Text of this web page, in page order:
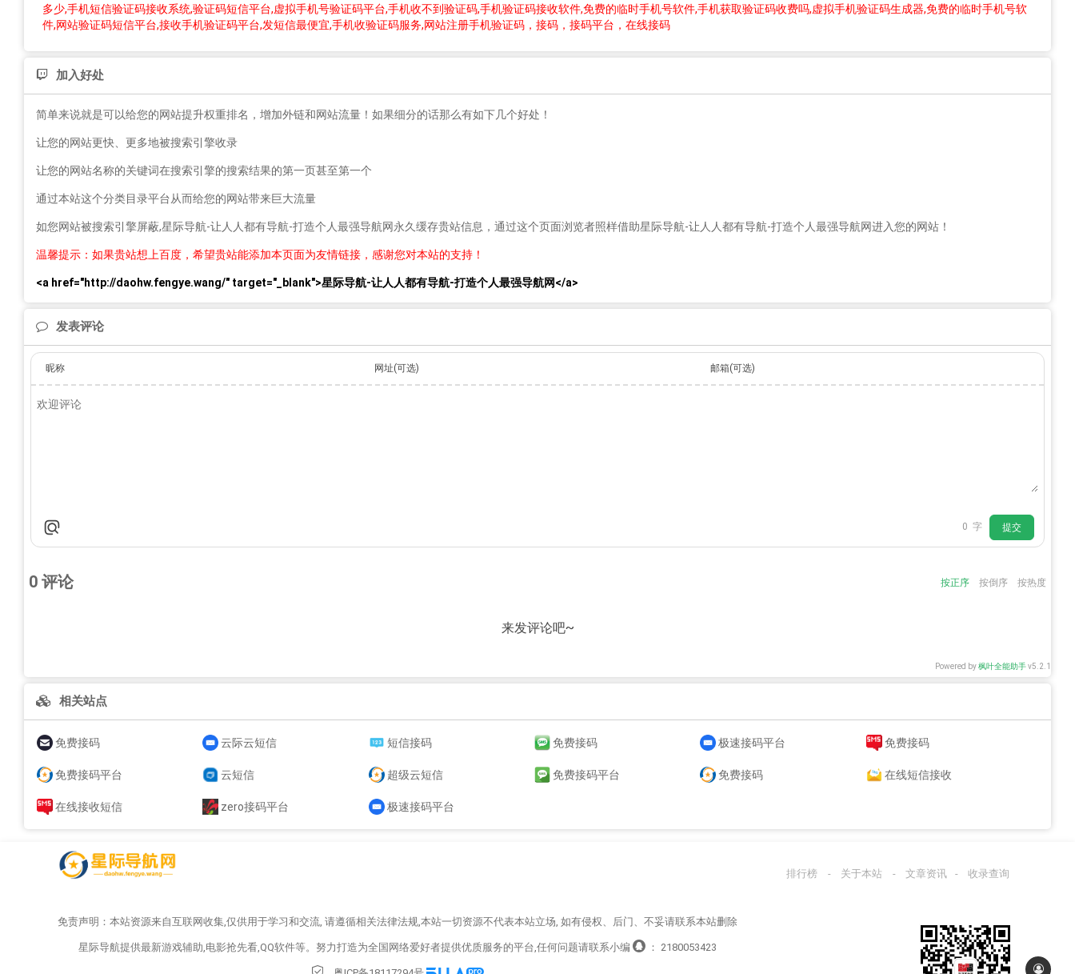
多少,手机短信验证码接收系统,验证码短信平台,虚拟手机号验证码平台,手机收不到验证码,手机验证码接收软件,免费的临时手机号软件,手机获取验证码收费吗,虚拟手机验证码生成器,免费的临时手机号软
件,网站验证码短信平台,接收手机验证码平台,发短信最便宜,手机收验证码服务,网站注册手机验证码，接码，接码平台，在线接码
加入好处
简单来说就是可以给您的网站提升权重排名，增加外链和网站流量！如果细分的话那么有如下几个好处！
让您的网站更快、更多地被搜索引擎收录
让您的网站名称的关键词在搜索引擎的搜索结果的第一页甚至第一个
通过本站这个分类目录平台从而给您的网站带来巨大流量
如您网站被搜索引擎屏蔽,星际导航-让人人都有导航-打造个人最强导航网永久缓存贵站信息，通过这个页面浏览者照样借助星际导航-让人人都有导航-打造个人最强导航网进入您的网站！
温馨提示：如果贵站想上百度，希望贵站能添加本页面为友情链接，感谢您对本站的支持！
<a href="http://daohw.fengye.wang/" target="_blank">星际导航-让人人都有导航-打造个人最强导航网</a>
发表评论
昵称 网址(可选) 邮箱(可选)
0 字 提交
0 评论 按正序 按倒序 按热度
来发评论吧~
Powered by枫叶全能助手v5.2.1
相关站点
免费接码 云际云短信 短信接码 免费接码 极速接码平台 免费接码
免费接码平台 云短信 超级云短信 免费接码平台 免费接码 在线短信接收
在线接收短信 zero接码平台 极速接码平台
排行榜 - 关于本站 - 文章资讯 - 收录查询
免责声明：本站资源来自互联网收集,仅供用于学习和交流, 请遵循相关法律法规,本站一切资源不代表本站立场, 如有侵权、后门、不妥请联系本站删除
星际导航提供最新游戏辅助,电影抢先看,QQ软件等。努力打造为全国网络爱好者提供优质服务的平台,任何问题请联系小编 ： 2180053423